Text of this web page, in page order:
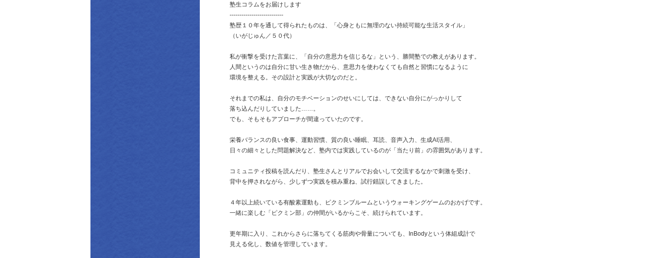
塾生コラムをお届けします
---------------------------
塾歴１０年を通して得られたものは、「心身ともに無理のない持続可能な生活スタイル」
（いがじゅん／５０代）
私が衝撃を受けた言葉に、「自分の意思力を信じるな」という、勝間塾での教えがあります。
人間というのは自分に甘い生き物だから、意思力を使わなくても自然と習慣になるように
環境を整える。その設計と実践が大切なのだと。
それまでの私は、自分のモチベーションのせいにしては、できない自分にがっかりして
落ち込んだりしていました……。
でも、そもそもアプローチが間違っていたのです。
栄養バランスの良い食事、運動習慣、質の良い睡眠、耳読、音声入力、生成AI活用、
日々の細々とした問題解決など、塾内では実践しているのが「当たり前」の雰囲気があります。
コミュニティ投稿を読んだり、塾生さんとリアルでお会いして交流するなかで刺激を受け、
背中を押されながら、少しずつ実践を積み重ね、試行錯誤してきました。
４年以上続いている有酸素運動も、ピクミンブルームというウォーキングゲームのおかげです。
一緒に楽しむ「ピクミン部」の仲間がいるからこそ、続けられています。
更年期に入り、これからさらに落ちてくる筋肉や骨量についても、InBodyという体組成計で
見える化し、数値を管理しています。